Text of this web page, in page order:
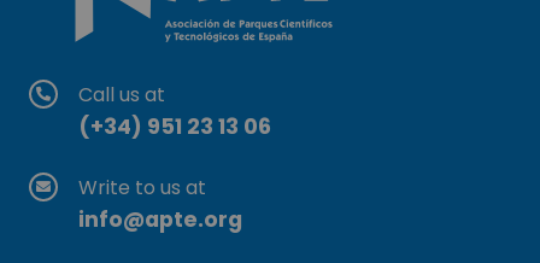
Call us at
(+34) 951 23 13 06
Write to us at
info@apte.org